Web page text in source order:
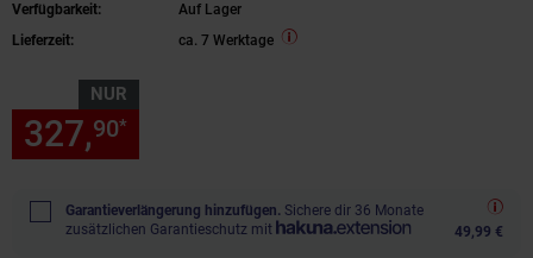
Verfügbarkeit:
Auf Lager
Lieferzeit:
ca. 7 Werktage
NUR
327,90*
Garantieverlängerung hinzufügen. Sichere dir 36 Monate
zusätzlichen Garantieschutz mit
49,99 €